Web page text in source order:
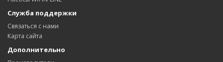
Служба поддержки
Связаться с нами
Карта сайта
Дополнительно